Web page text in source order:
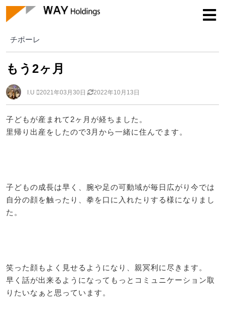
チポーレ
チポーレ
もう2ヶ月
I.U 2021年03月30日 2022年10月13日
子どもが産まれて2ヶ月が経ちました。
里帰り出産をしたので3月から一緒に住んでます。
子どもの成長は早く、腕や足の可動域が毎日広がり今では
自分の顔を触ったり、拳を口に入れたりする様になりまし
た。
笑った顔もよく見せるようになり、親冥利に尽きます。
早く話が出来るようになってもっとコミュニケーション取
りたいなぁと思っています。